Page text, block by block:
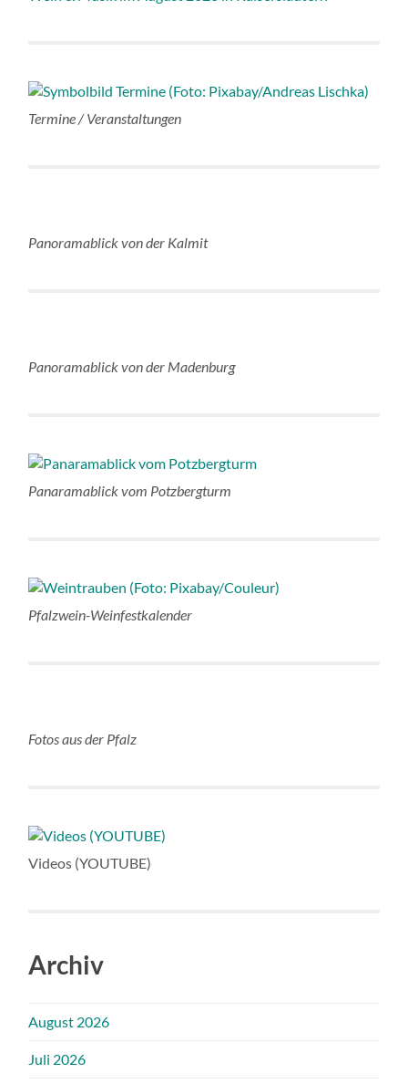
Termine / Veranstaltungen
Panoramablick von der Kalmit
Panoramablick von der Madenburg
Panaramablick vom Potzbergturm
Pfalzwein-Weinfestkalender
Fotos aus der Pfalz
Videos (YOUTUBE)
Archiv
August 2026
Juli 2026